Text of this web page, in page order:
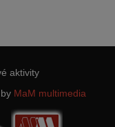
aktivity
MaM multimedia